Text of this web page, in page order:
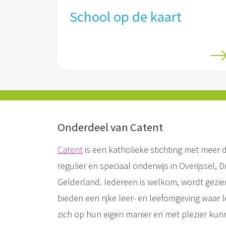
School op de kaart
Onderdeel van Catent
Catent is een katholieke stichting met meer
regulier en speciaal onderwijs in Overijssel,
Gelderland. Iedereen is welkom, wordt
bieden een rijke leer- en leefomgeving waar
zich op hun eigen manier en met plezier